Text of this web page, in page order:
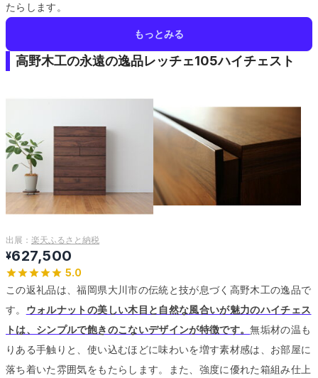
たらします。
もっとみる
高野木工の永遠の逸品レッチェ105ハイチェスト
出展： 楽天ふるさと納税
¥627,500
5.0
この返礼品は、福岡県大川市の伝統と技が息づく高野木工の逸品で
す。 ウォルナットの美しい木目と自然な風合いが魅力のハイチェス
トは、シンプルで飽きのこないデザインが特徴です。無垢材の温も
りある手触りと、使い込むほどに味わいを増す素材感は、お部屋に
落ち着いた雰囲気をもたらします。
また、強度に優れた箱組み仕上